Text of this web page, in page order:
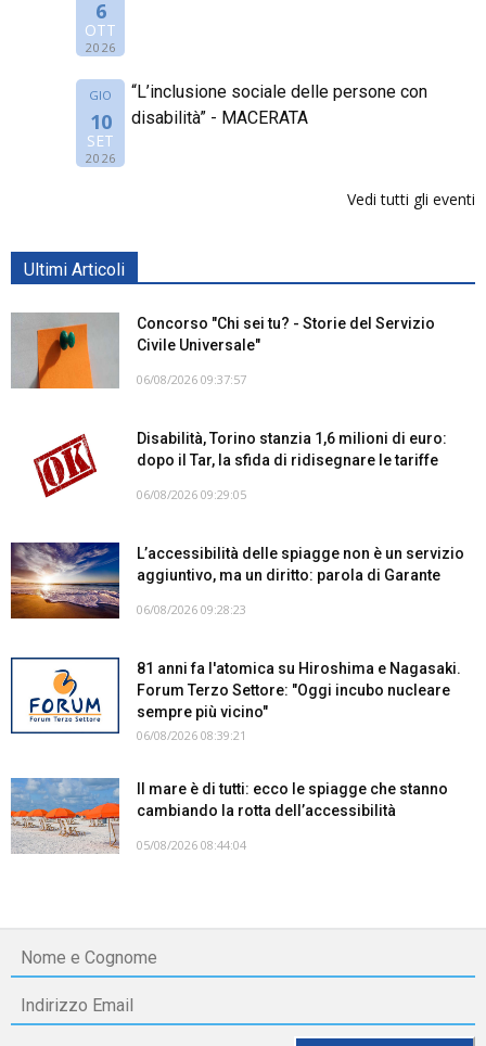
6
OTT
2026
GIO
10
SET
2026
“L’inclusione sociale delle persone con
disabilità” - MACERATA
Vedi tutti gli eventi
Ultimi Articoli
Concorso "Chi sei tu? - Storie del Servizio
Civile Universale"
06/08/2026 09:37:57
Disabilità, Torino stanzia 1,6 milioni di euro:
dopo il Tar, la sfida di ridisegnare le tariffe
06/08/2026 09:29:05
L’accessibilità delle spiagge non è un servizio
aggiuntivo, ma un diritto: parola di Garante
06/08/2026 09:28:23
81 anni fa l'atomica su Hiroshima e Nagasaki.
Forum Terzo Settore: "Oggi incubo nucleare
sempre più vicino"
06/08/2026 08:39:21
Il mare è di tutti: ecco le spiagge che stanno
cambiando la rotta dell’accessibilità
05/08/2026 08:44:04